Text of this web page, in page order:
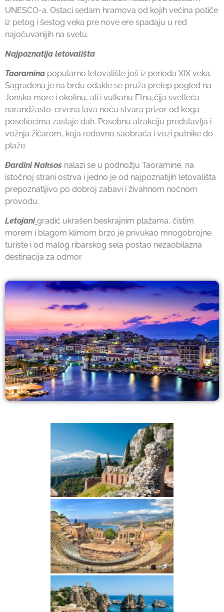
UNESCO-a. Ostaci sedam hramova od kojih većina potiče
iz petog i šestog veka pre nove ere spadaju u red
najočuvanijih na svetu.
Najpoznatija letovališta
Taoramina popularno letovalište još iz perioda XIX veka.
Sagrađena je na brdu odakle se pruža prelep pogled na
Jonsko more i okolinu, ali i vulkanu Etnu,čija svetleća
narandžasto-crvena lava noću stvara prizor od koga
posetiocima zastaje dah. Posebnu atrakciju predstavlja i
vožnja žičarom, koja redovno saobraća i vozi putnike do
plaže.
Đardini Naksos nalazi se u podnožju Taoramine, na
istočnoj strani ostrva i jedno je od najpoznatijih letovališta
prepoznatljivo po dobroj zabavi i živahnom noćnom
provodu.
Letojani gradić ukrašen beskrajnim plažama, čistim
morem i blagom klimom brzo je privukao mnogobrojne
turiste i od malog ribarskog sela postao nezaobilazna
destinacija za odmor.